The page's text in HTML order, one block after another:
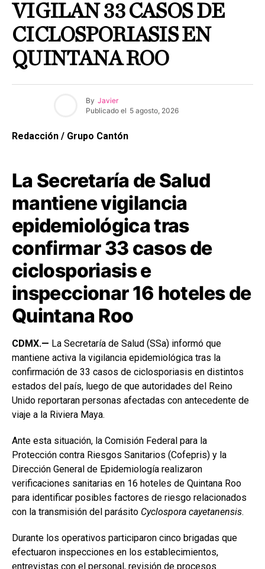
VIGILAN 33 CASOS DE
CICLOSPORIASIS EN
QUINTANA ROO
By Javier
Publicado el 5 agosto, 2026
Redacción / Grupo Cantón
La Secretaría de Salud
mantiene vigilancia
epidemiológica tras
confirmar 33 casos de
ciclosporiasis e
inspeccionar 16 hoteles de
Quintana Roo
CDMX.— La Secretaría de Salud (SSa) informó que
mantiene activa la vigilancia epidemiológica tras la
confirmación de 33 casos de ciclosporiasis en distintos
estados del país, luego de que autoridades del Reino
Unido reportaran personas afectadas con antecedente de
viaje a la Riviera Maya.
Ante esta situación, la Comisión Federal para la
Protección contra Riesgos Sanitarios (Cofepris) y la
Dirección General de Epidemiología realizaron
verificaciones sanitarias en 16 hoteles de Quintana Roo
para identificar posibles factores de riesgo relacionados
con la transmisión del parásito Cyclospora cayetanensis.
Durante los operativos participaron cinco brigadas que
efectuaron inspecciones en los establecimientos,
entrevistas con el personal, revisión de procesos